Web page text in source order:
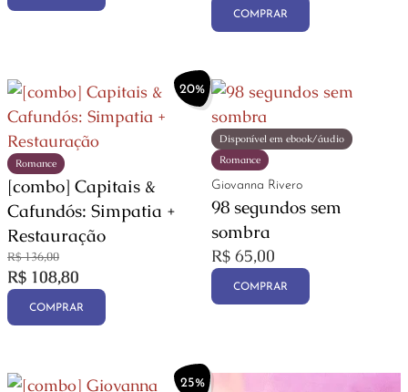
COMPRAR
20%
Romance
[combo] Capitais &
Cafundós: Simpatia +
Restauração
R$136,00
R$ 108,80
COMPRAR
Disponível em ebook/áudio
Romance
Giovanna Rivero
98 segundos sem
sombra
R$ 65,00
COMPRAR
25%